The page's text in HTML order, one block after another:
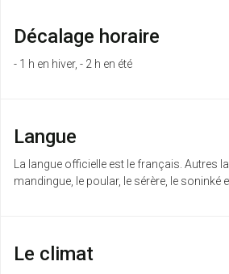
Décalage horaire
- 1 h en hiver, - 2 h en été
Langue
La langue officielle est le français. Autres
mandingue, le poular, le sérère, le soninké
Le climat